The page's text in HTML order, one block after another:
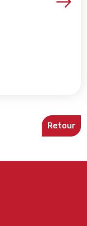
Voir les détails de la
Retour